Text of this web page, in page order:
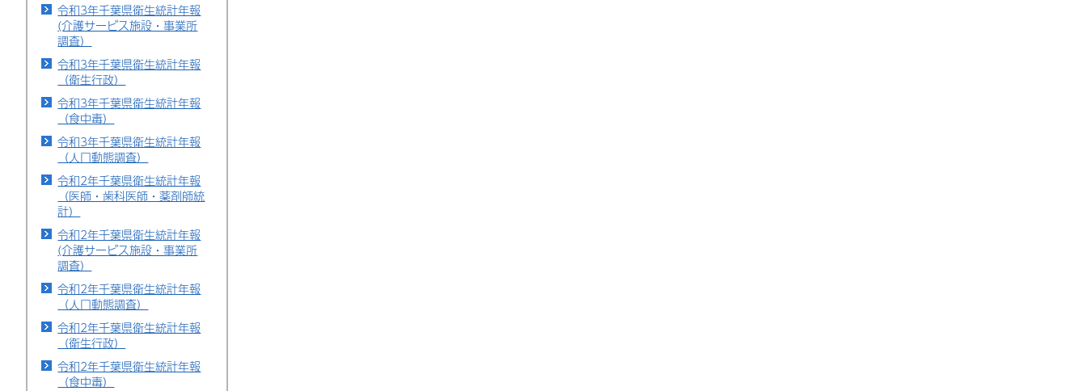
令和3年千葉県衛生統計年報
(介護サービス施設・事業所
調査）
令和3年千葉県衛生統計年報
（衛生行政）
令和3年千葉県衛生統計年報
（食中毒）
令和3年千葉県衛生統計年報
（人口動態調査）
令和2年千葉県衛生統計年報
（医師・歯科医師・薬剤師統
計）
令和2年千葉県衛生統計年報
(介護サービス施設・事業所
調査）
令和2年千葉県衛生統計年報
（人口動態調査）
令和2年千葉県衛生統計年報
（衛生行政）
令和2年千葉県衛生統計年報
（食中毒）